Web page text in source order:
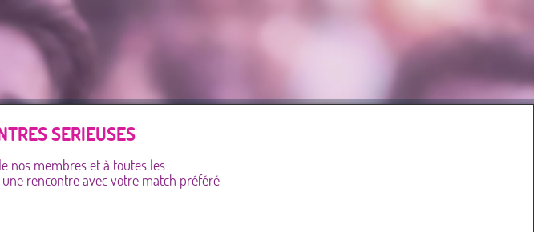
SERIEUSES
nos membres et à toutes les
rencontre avec votre match préféré